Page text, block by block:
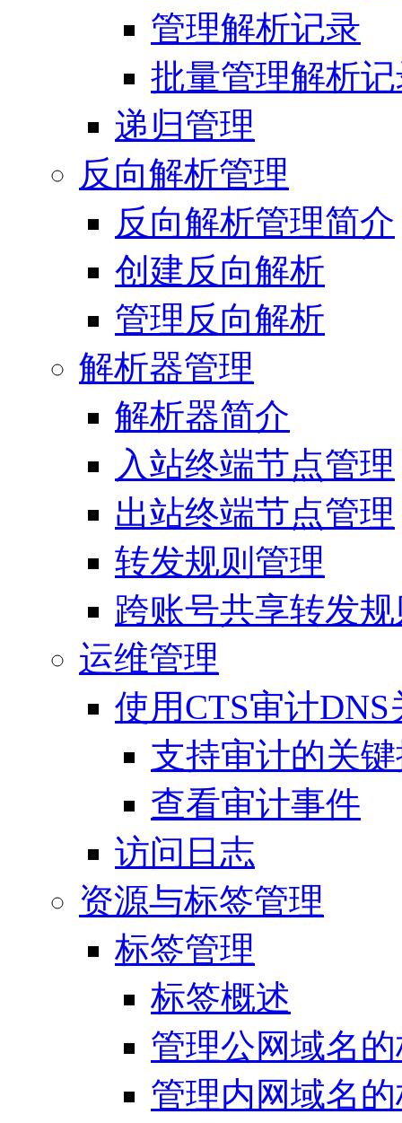
管理解析记录
批量管理解析
递归管理
反向解析管理
反向解析管理简介
创建反向解析
管理反向解析
解析器管理
解析器简介
入站终端节点管理
出站终端节点管理
转发规则管理
跨账号共享转发
运维管理
使用CTS审计
支持审计的关
查看审计事件
访问日志
资源与标签管理
标签管理
标签概述
管理公网域名
管理内网域名